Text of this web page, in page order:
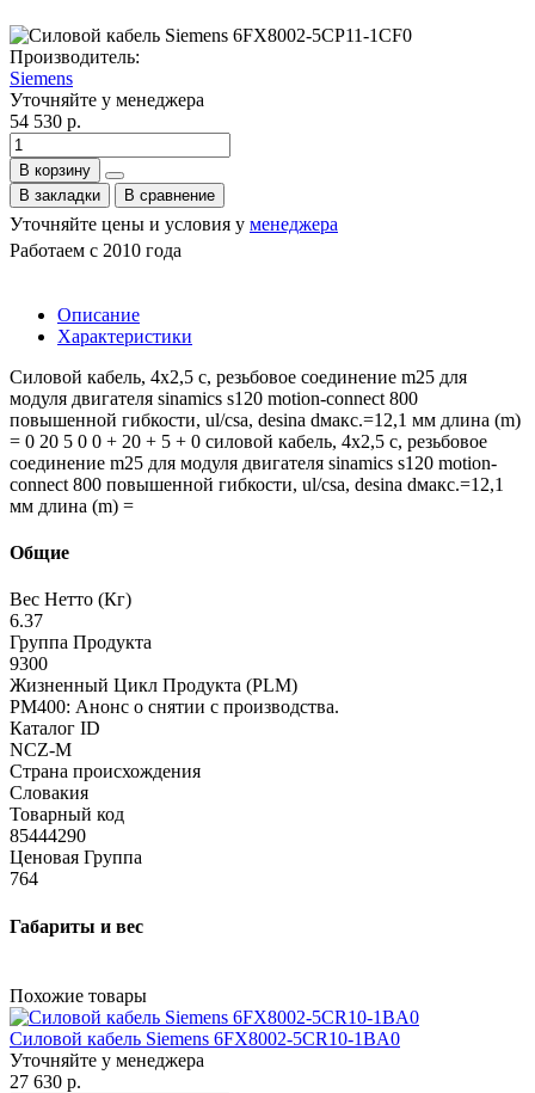
Производитель:
Siemens
Уточняйте у менеджера
54 530 р.
В корзину
В закладки
В сравнение
Уточняйте цены и условия у менеджера
Работаем с 2010 года
Описание
Характеристики
Силовой кабель, 4x2,5 c, резьбовое соединение m25 для
модуля двигателя sinamics s120 motion-connect 800
повышенной гибкости, ul/csa, desina dмакс.=12,1 мм длина (m)
= 0 20 5 0 0 + 20 + 5 + 0 силовой кабель, 4x2,5 c, резьбовое
соединение m25 для модуля двигателя sinamics s120 motion-
connect 800 повышенной гибкости, ul/csa, desina dмакс.=12,1
мм длина (m) =
Общие
Вес Нетто (Кг)
6.37
Группа Продукта
9300
Жизненный Цикл Продукта (PLM)
PM400: Анонс о снятии с производства.
Каталог ID
NCZ-M
Страна происхождения
Словакия
Товарный код
85444290
Ценовая Группа
764
Габариты и вес
Похожие товары
Силовой кабель Siemens 6FX8002-5CR10-1BA0
Уточняйте у менеджера
27 630 р.